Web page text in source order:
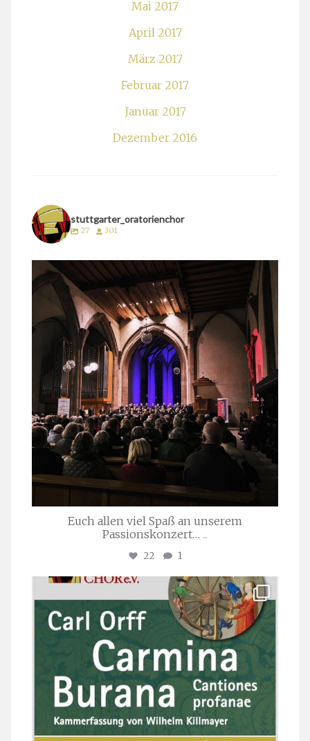
Mai 2017
April 2017
März 2017
Februar 2017
Januar 2017
Dezember 2016
stuttgarter_oratorienchor
27 301
stuttgarter_oratorienchor
März 24
Euch allen viel Spaß an unserem
Passionskonzert… ...
22 1
stuttgarter_oratorienchor
Juli 22